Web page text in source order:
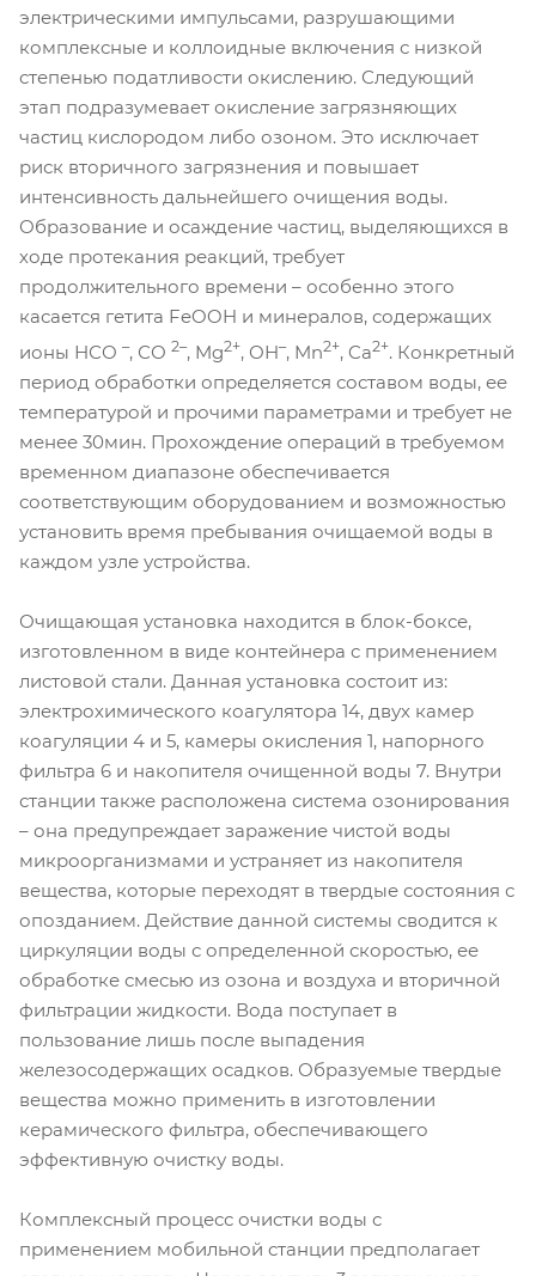
электрическими импульсами, разрушающими
комплексные и коллоидные включения с низкой
степенью податливости окислению. Следующий
этап подразумевает окисление загрязняющих
частиц кислородом либо озоном. Это исключает
риск вторичного загрязнения и повышает
интенсивность дальнейшего очищения воды.
Образование и осаждение частиц, выделяющихся в
ходе протекания реакций, требует
продолжительного времени – особенно этого
касается гетита FeOOH и минералов, содержащих
ионы НСО –, СО 2–, Mg2+, ОН–, Mn2+, Ca2+. Конкретный
период обработки определяется составом воды, ее
температурой и прочими параметрами и требует не
менее 30мин. Прохождение операций в требуемом
временном диапазоне обеспечивается
соответствующим оборудованием и возможностью
установить время пребывания очищаемой воды в
каждом узле устройства.
Очищающая установка находится в блок-боксе,
изготовленном в виде контейнера с применением
листовой стали. Данная установка состоит из:
электрохимического коагулятора 14, двух камер
коагуляции 4 и 5, камеры окисления 1, напорного
фильтра 6 и накопителя очищенной воды 7. Внутри
станции также расположена система озонирования
– она предупреждает заражение чистой воды
микроорганизмами и устраняет из накопителя
вещества, которые переходят в твердые состояния с
опозданием. Действие данной системы сводится к
циркуляции воды с определенной скоростью, ее
обработке смесью из озона и воздуха и вторичной
фильтрации жидкости. Вода поступает в
пользование лишь после выпадения
железосодержащих осадков. Образуемые твердые
вещества можно применить в изготовлении
керамического фильтра, обеспечивающего
эффективную очистку воды.
Комплексный процесс очистки воды с
применением мобильной станции предполагает